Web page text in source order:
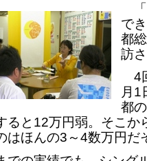
「
で
都
訪
4
月1
都
ると12万円弱。そこか
はほんの3～4数万円だ